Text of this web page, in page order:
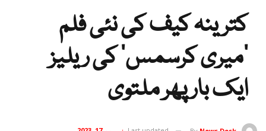
کترینہ کیف کی نئی فلم
’میری کرسمس‘ کی ریلیز
ایک بار پھر ملتوی